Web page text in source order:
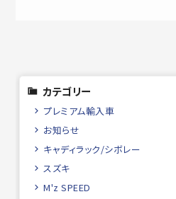
カテゴリー
プレミアム輸入車
お知らせ
キャディラック/シボレー
スズキ
M'z SPEED